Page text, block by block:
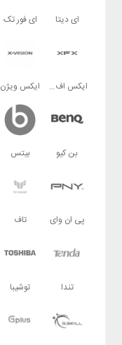
ای دیتا ای فور تک
ایکس اف ایکس ایکس ویژن
بن کیو بیتس
پی ان وای تاف
تندا توشیبا